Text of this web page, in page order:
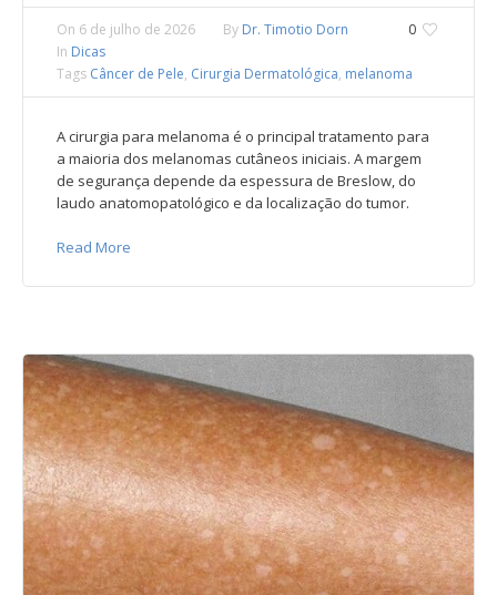
0
On 6 de julho de 2026 By Dr. Timotio Dorn
In Dicas
Tags Câncer de Pele, Cirurgia Dermatológica, melanoma
A cirurgia para melanoma é o principal tratamento para
a maioria dos melanomas cutâneos iniciais. A margem
de segurança depende da espessura de Breslow, do
laudo anatomopatológico e da localização do tumor.
Read More